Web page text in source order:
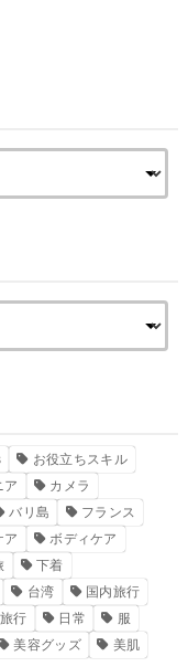
お役立ちスキル
ア
カメラ
バリ島
フランス
ア
ボディケア
下着
台湾
国内旅行
旅行 日常
服
美容グッズ
美肌